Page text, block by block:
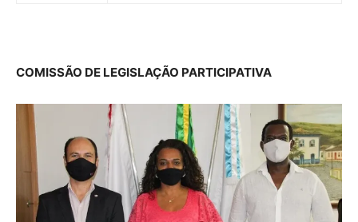
COMISSÃO DE LEGISLAÇÃO PARTICIPATIVA